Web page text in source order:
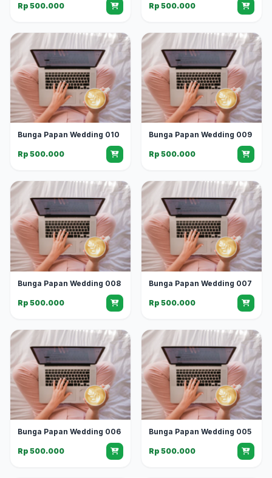
Rp 500.000 Rp 500.000
Bunga Papan Wedding 010
Rp 500.000
Bunga Papan Wedding 009
Rp 500.000
Bunga Papan Wedding 008
Rp 500.000
Bunga Papan Wedding 007
Rp 500.000
Bunga Papan Wedding 006
Rp 500.000
Bunga Papan Wedding 005
Rp 500.000